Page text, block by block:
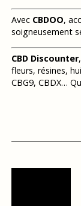
Avec CBDOO,
soigneusement
CBD Discounter
fleurs, résines,
CBG9, CBDX…